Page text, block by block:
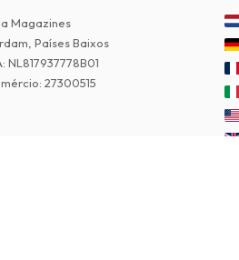
Magazines
Países Baixos
: NL817937778B01
: 27300515